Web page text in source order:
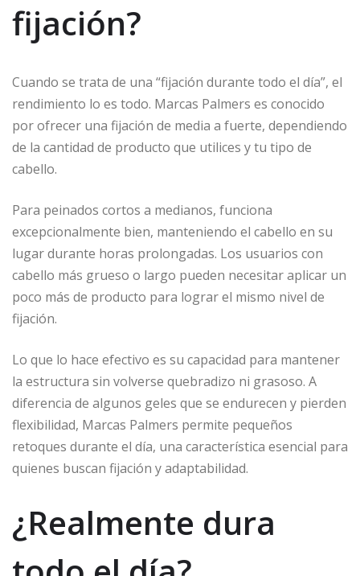
fijación?
Cuando se trata de una “fijación durante todo el día”, el
rendimiento lo es todo. Marcas Palmers es conocido
por ofrecer una fijación de media a fuerte, dependiendo
de la cantidad de producto que utilices y tu tipo de
cabello.
Para peinados cortos a medianos, funciona
excepcionalmente bien, manteniendo el cabello en su
lugar durante horas prolongadas. Los usuarios con
cabello más grueso o largo pueden necesitar aplicar un
poco más de producto para lograr el mismo nivel de
fijación.
Lo que lo hace efectivo es su capacidad para mantener
la estructura sin volverse quebradizo ni grasoso. A
diferencia de algunos geles que se endurecen y pierden
flexibilidad, Marcas Palmers permite pequeños
retoques durante el día, una característica esencial para
quienes buscan fijación y adaptabilidad.
¿Realmente dura